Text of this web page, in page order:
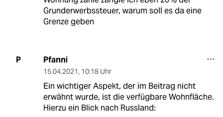
Grunderwerbssteuer, warum soll es da eine
Grenze geben
P Pfanni
15.04.2021, 10:18 Uhr
Ein wichtiger Aspekt, der im Beitrag nicht
erwähnt wurde, ist die verfügbare Wohnfläche.
Hierzu ein Blick nach Russland: